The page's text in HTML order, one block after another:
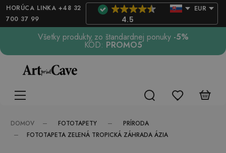
HORÚCA LINKA +48 32
700 37 99
4.5
EUR
Všetky produkty zo štandardnej ponuky -5%
KÓD: PROMO5
DOMOV FOTOTAPETY
PRÍRODA
FOTOTAPETA ZELENÁ TROPICKÁ ZÁHRADA ÁZIA